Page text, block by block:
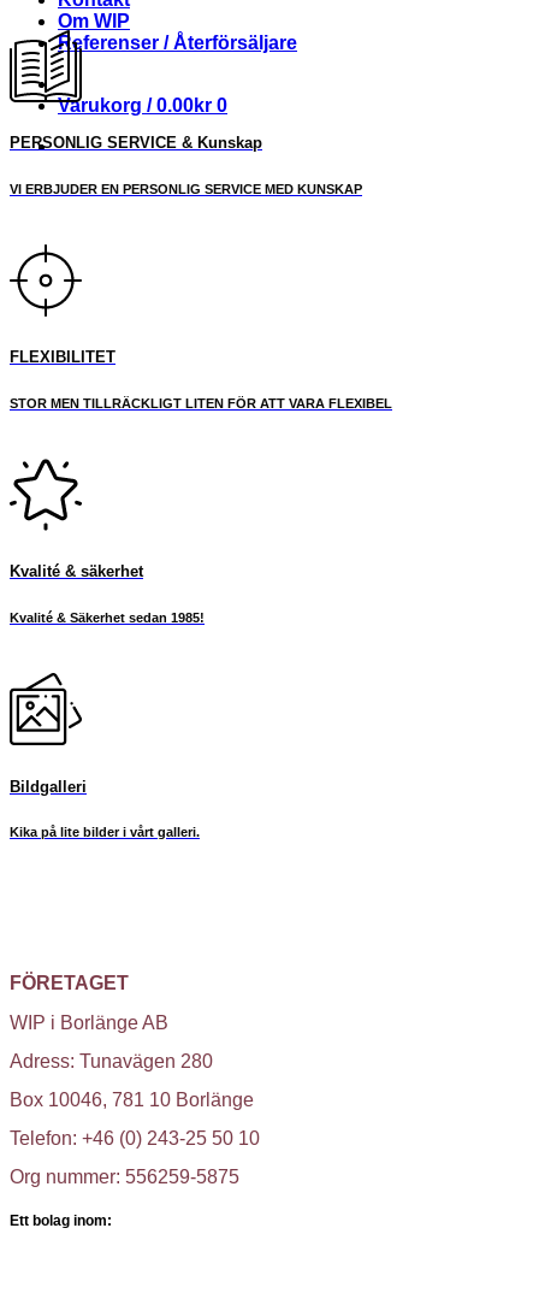
Om WIP
Referenser / Återförsäljare
Varukorg /0.00kr 0
PERSONLIG SERVICE & Kunskap
VI ERBJUDER EN PERSONLIG SERVICE MED KUNSKAP
FLEXIBILITET
STOR MEN TILLRÄCKLIGT LITEN FÖR ATT VARA FLEXIBEL
Kvalité & säkerhet
Kvalité & Säkerhet sedan 1985!
Bildgalleri
Kika på lite bilder i vårt galleri.
FÖRETAGET
WIP i Borlänge AB
Adress: Tunavägen 280
Box 10046, 781 10 Borlänge
Telefon: +46 (0) 243-25 50 10
Org nummer: 556259-5875
Ett bolag inom: